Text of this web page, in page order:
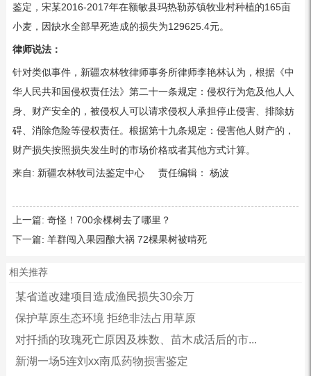
鉴定，宋某2016-2017年在额敏县玛热勒苏镇牧业村种植的165亩
小麦，因缺水全部旱死造成的损失为129625.4元。
律师说法：
针对类似事件，新疆农林牧律师事务所律师李艳林认为，根据《中
华人民共和国侵权责任法》第二十一条规定：侵权行为危及他人人
身、财产安全的，被侵权人可以请求侵权人承担停止侵害、排除妨
碍、消除危险等侵权责任。根据第十九条规定：侵害他人财产的，
财产损失按照损失发生时的市场价格或者其他方式计算。
来自: 新疆农林牧司法鉴定中心 责任编辑： 杨波
上一篇: 奇怪！700余棵树去了哪里？
下一篇: 羊群闯入果园酿大祸 72棵果树被啃死
相关推荐
某省道改建项目造成渔民损失30余万
保护草原生态环境 拒绝非法占用草原
对扦插的玫瑰死亡原因及株数、苗木成活后的市...
新湖一场5连刘xx南瓜药物损害鉴定